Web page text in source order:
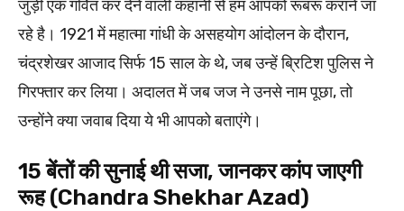
जुड़ी एक गर्वित कर देने वाली कहानी से हम आपको रूबरू कराने जा
रहे है। 1921 में महात्मा गांधी के असहयोग आंदोलन के दौरान,
चंद्रशेखर आजाद सिर्फ 15 साल के थे, जब उन्हें ब्रिटिश पुलिस ने
गिरफ्तार कर लिया। अदालत में जब जज ने उनसे नाम पूछा, तो
उन्होंने क्या जवाब दिया ये भी आपको बताएंगे।
15 बेंतों की सुनाई थी सजा, जानकर कांप जाएगी
रूह (Chandra Shekhar Azad)